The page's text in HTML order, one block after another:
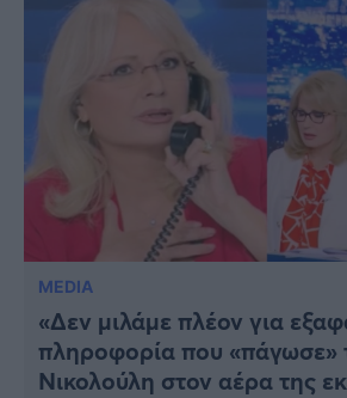
MEDIA
«Δεν μιλάμε πλέον για
πληροφορία που «πάγωσε»
Νικολούλη στον αέρα της